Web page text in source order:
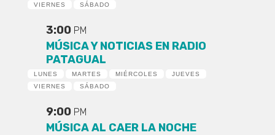
VIERNES
SÁBADO
3:00 PM
MÚSICA Y NOTICIAS EN RADIO
PATAGUAL
LUNES MARTES MIÉRCOLES
JUEVES
VIERNES
SÁBADO
9:00 PM
MÚSICA AL CAER LA NOCHE